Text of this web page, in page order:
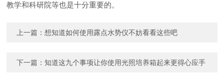
教学和科研院等也是十分重要的。
上一篇：想知道如何使用露点水势仪不妨看看这些吧
下一篇：知道这九个事项让你使用光照培养箱起来更得心应手